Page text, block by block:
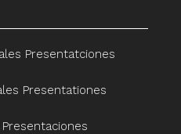
Presentatciones
Presentationes